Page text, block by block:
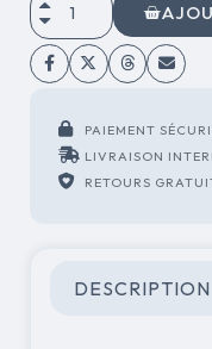
PAIEMENT
LIVRAISON
RETOURS
DESCRIPTION